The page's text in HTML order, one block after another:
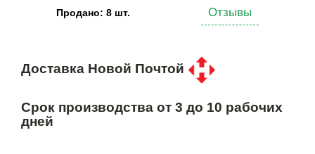
Продано: 8 шт. Отзывы
Доставка Новой Почтой
Срок производства от 3 до 10 рабочих
дней